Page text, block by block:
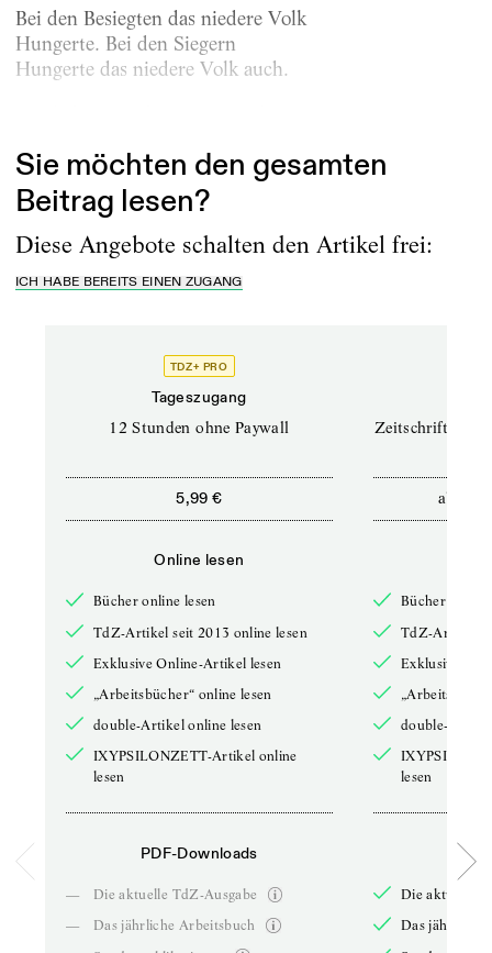
Bei den Besiegten das niedere Volk
Hungerte. Bei den Siegern
Hungerte das niedere Volk auch.
Sie möchten den gesamten
Beitrag lesen?
Diese Angebote schalten den Artikel frei:
ICH HABE BEREITS EINEN ZUGANG
TDZ+ PRO
Tageszugang
12 Stunden ohne Paywall
5,99 €
Online lesen
Bücher online lesen
TdZ-Artikel seit 2013 online lesen
Exklusive Online-Artikel lesen
„Arbeitsbücher“ online lesen
double-Artikel online lesen
IXYPSILONZETT-Artikel online
lesen
PDF-Downloads
—
Die aktuelle TdZ-Ausgabe
—
Das jährliche Arbeitsbuch
Zeitschriften
ab
Bücher online
TdZ-Artikel
Exklusive
double-
lesen
Die aktuelle
Das jährliche